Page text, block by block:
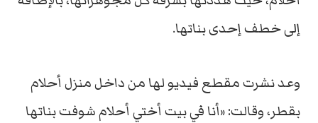
إلى خطف إحدى بناتها.
وعد نشرت مقطع فيديو لها من داخل منزل أحلام
بقطر، وقالت: «أنا في بيت أختي أحلام شوفت بناتها